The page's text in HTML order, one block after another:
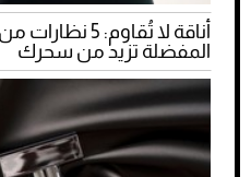
أناقة لا تُقاوم:
المفضلة تزيد من سحرك